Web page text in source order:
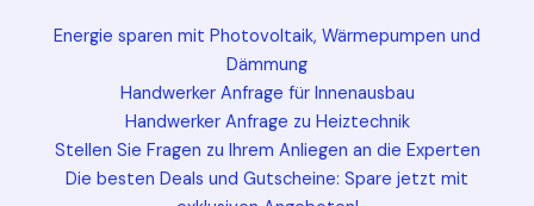
Energie sparen mit Photovoltaik, Wärmepumpen und
Dämmung
Handwerker Anfrage für Innenausbau
Handwerker Anfrage zu Heiztechnik
Stellen Sie Fragen zu Ihrem Anliegen an die Experten
Die besten Deals und Gutscheine: Spare jetzt mit